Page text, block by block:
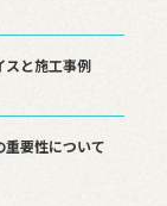
スと施工事例
要性について